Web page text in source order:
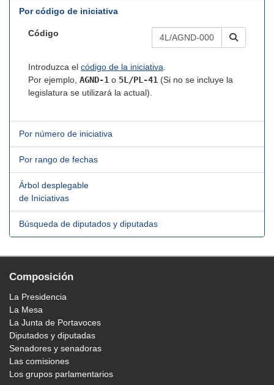
Por código de iniciativa
Código
Introduzca el código de la iniciativa.
Por ejemplo, AGND-1 o 5L/PL-41 (Si no se incluye la
legislatura se utilizará la actual).
Por número de iniciativa
Por rango de fechas
Árbol desplegable
de Iniciativas
Búsqueda de diputados y diputadas
Composición
La Presidencia
La Mesa
La Junta de Portavoces
Diputados y diputadas
Senadores y senadoras
Las comisiones
Los grupos parlamentarios